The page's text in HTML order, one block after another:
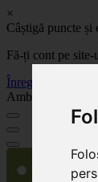
×
Câștigă puncte și
Fă-ți cont pe
Înregistrează-te
Ambalaje,